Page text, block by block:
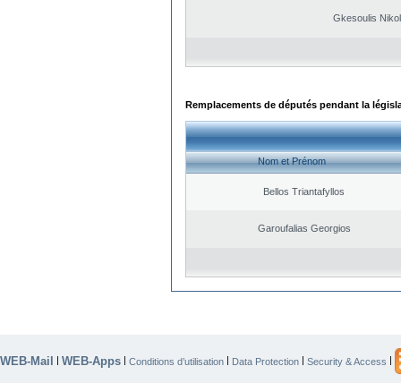
Gkesoulis
Remplacements de députés pendant la
Nom et Prénom
Bellos Triantafyllos
Garoufalias Georgios
WEB-Mail | WEB-Apps | Conditions d’utilisation | Data Protection | Security & Access |